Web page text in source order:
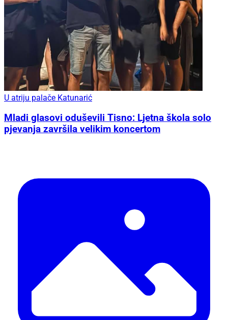
U atriju palače Katunarić
Mladi glasovi oduševili Tisno: Ljetna škola solo
pjevanja završila velikim koncertom